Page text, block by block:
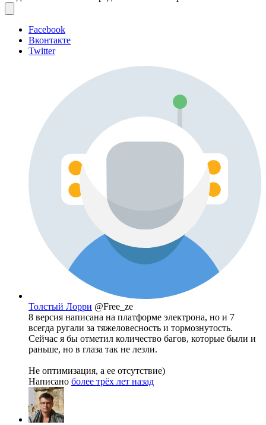
Facebook
Вконтакте
Twitter
Толстый Лорри @Free_ze
8 версия написана на платформе электрона, но и 7
всегда ругали за тяжеловесность и тормознутость.
Сейчас я бы отметил количество багов, которые были и
раньше, но в глаза так не лезли.
Не оптимизация, а ее отсутствие)
Написано более трёх лет назад